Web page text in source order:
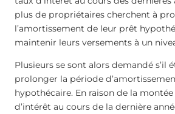
plus de propriétaires cherchent à
l’amortissement de leur prêt
maintenir leurs versements à un
Plusieurs se sont alors demandé s’il
prolonger la période
hypothécaire. En raison de la
d’intérêt au cours de la dernière